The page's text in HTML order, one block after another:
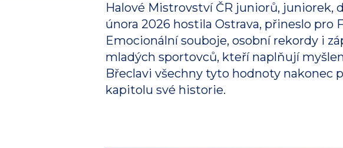
Halové Mistrovství ČR juniorů, juniorek,
února 2026 hostila Ostrava, přineslo
Emocionální souboje, osobní rekordy i
mladých sportovců, kteří naplňují
Břeclavi všechny tyto hodnoty nakonec
kapitolu své historie.